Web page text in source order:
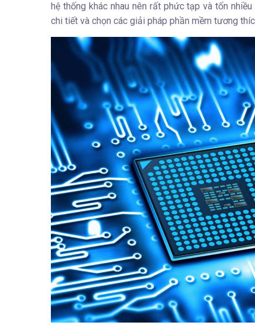
hệ thống khác nhau nên rất phức tạp và tốn nhiều
chi tiết và chọn các giải pháp phần mềm tương